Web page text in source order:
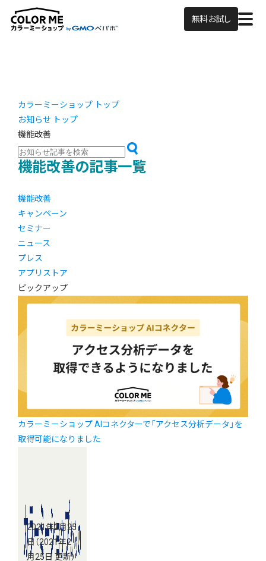
無料お試し
カラーミーショップ トップ
お知らせ トップ
機能改善
機能改善の記事一覧
機能改善
キャンペーン
セミナー
ニュース
プレス
アプリストア
ピックアップ
カラーミーショップ AIコネクターで「アクセス分析データ」を
取得可能になりました
2021年2月25
日 （2021年2
月25日 更新）